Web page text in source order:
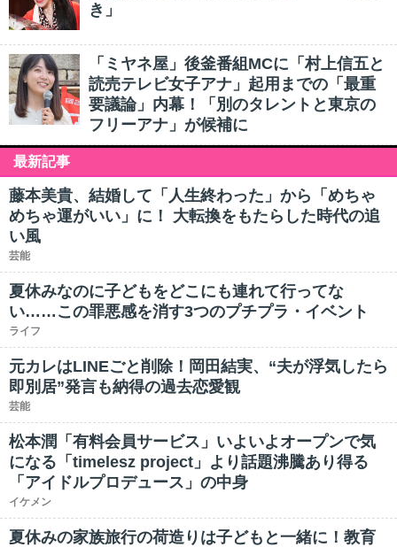
き」
「ミヤネ屋」後釜番組MCに「村上信五と
読売テレビ女子アナ」起用までの「最重
要議論」内幕！「別のタレントと東京の
フリーアナ」が候補に
最新記事
藤本美貴、結婚して「人生終わった」から「めちゃ
めちゃ運がいい」に！ 大転換をもたらした時代の追
い風
芸能
夏休みなのに子どもをどこにも連れて行ってな
い……この罪悪感を消す3つのプチプラ・イベント
ライフ
元カレはLINEごと削除！岡田結実、“夫が浮気したら
即別居”発言も納得の過去恋愛観
芸能
松本潤「有料会員サービス」いよいよオープンで気
になる「timelesz project」より話題沸騰あり得る
「アイドルプロデュース」の中身
イケメン
夏休みの家族旅行の荷造りは子どもと一緒に！教育